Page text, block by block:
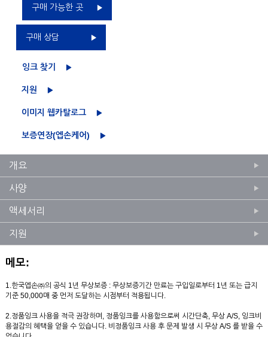
구매 가능한 곳
구매 상담
잉크 찾기
지원
이미지 웹카탈로그
보증연장(엡손케어)
개요
사양
액세서리
지원
메모:
1.한국엡손㈜의 공식 1년 무상보증 : 무상보증기간 만료는 구입일로부터 1년 또는 급지
기준 50,000매 중 먼저 도달하는 시점부터 적용됩니다.
2.정품잉크 사용을 적극 권장하며, 정품잉크를 사용함으로써 시간단축, 무상 A/S, 잉크비
용절감의 혜택을 얻을 수 있습니다. 비정품잉크 사용 후 문제 발생 시 무상 A/S 를 받을 수